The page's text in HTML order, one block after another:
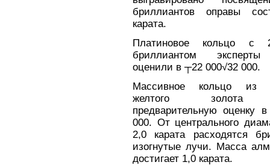
бриллиантов оправы
карата.
Платиновое кольцо с
бриллиантом эксперты
оценили в ┬22 000√32 000.
Массивное кольцо из
желтого золота
предварительную оценку
000. От центрального
2,0 карата расходятся
изогнутые лучи. Масса
достигает 1,0 карата.